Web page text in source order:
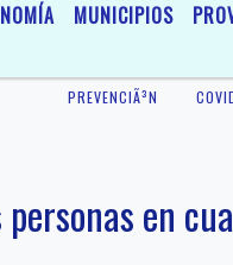
MUNICIPIOS
PREVENCIÃ³N
en